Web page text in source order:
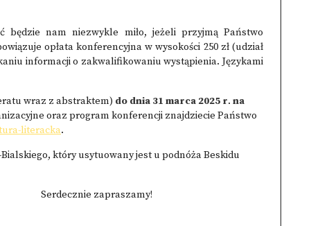
będzie nam niezwykle miło, jeżeli przyjmą Państwo
opłata konferencyjna w wysokości 250 zł (udział
informacji o zakwalifikowaniu wystąpienia. Językami
wraz z abstraktem) do dnia 31 marca 2025 r. na
oraz program konferencji znajdziecie Państwo
literacka.
który usytuowany jest u podnóża Beskidu
Serdecznie zapraszamy!